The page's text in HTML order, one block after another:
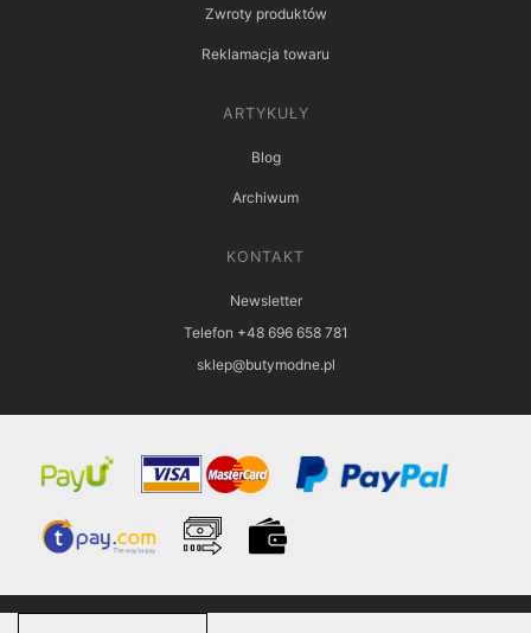
Zwroty produktów
Reklamacja towaru
ARTYKUŁY
Blog
Archiwum
KONTAKT
Newsletter
Telefon +48 696 658 781
sklep@butymodne.pl